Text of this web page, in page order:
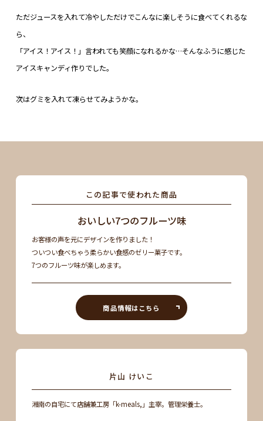
ただジュースを入れて冷やしただけでこんなに楽しそうに食べてくれるな
ら、
「アイス！アイス！」言われても笑顔になれるかな…そんなふうに感じた
アイスキャンディ作りでした。
次はグミを入れて凍らせてみようかな。
この記事で使われた商品
おいしい7つのフルーツ味
お客様の声を元にデザインを作りました！
ついつい食べちゃう柔らかい食感のゼリー菓子です。
7つのフルーツ味が楽しめます。
商品情報はこちら
片山 けいこ
湘南の自宅にて店舗兼工房「k-meals,」主宰。管理栄養士。